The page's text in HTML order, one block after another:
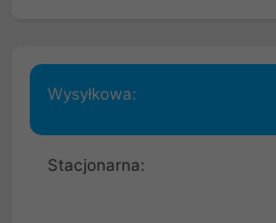
Wysyłkowa:
Stacjonarna: